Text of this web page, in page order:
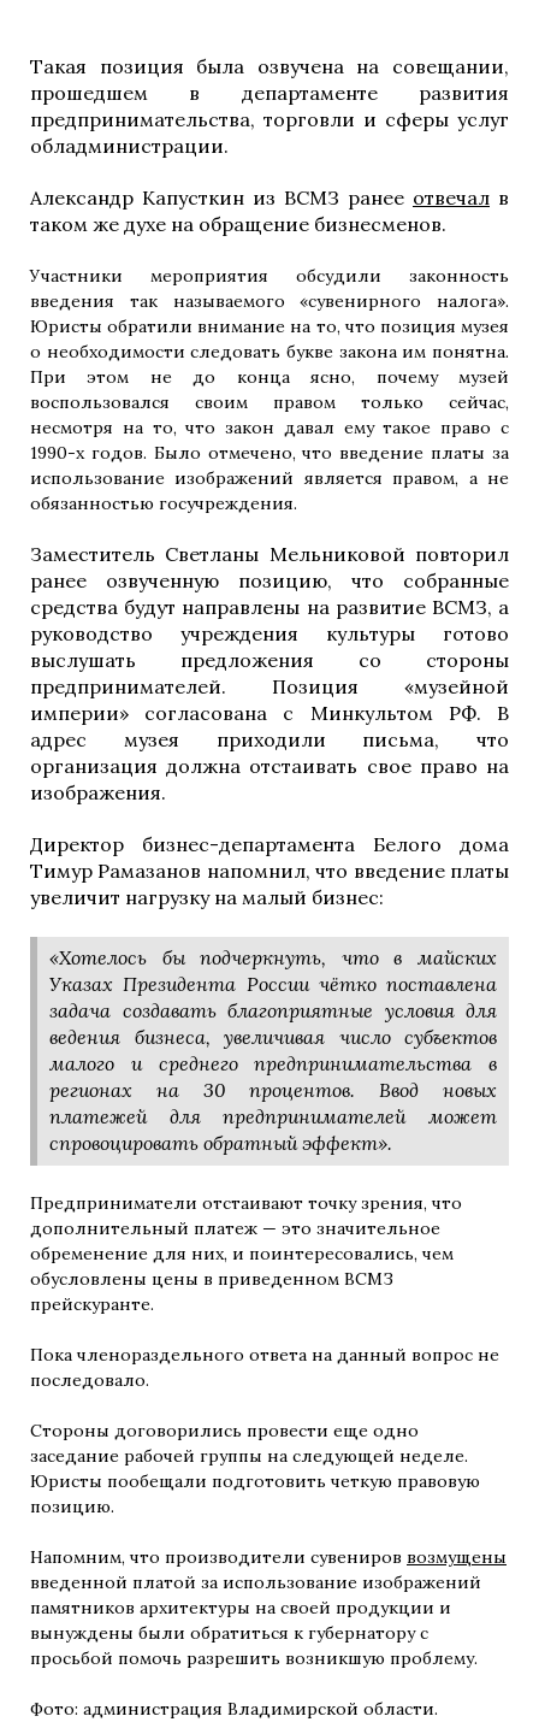
Такая позиция была озвучена на совещании,
прошедшем в департаменте развития
предпринимательства, торговли и сферы услуг
обладминистрации.
Александр Капусткин из ВСМЗ ранее отвечал в
таком же духе на обращение бизнесменов.
Участники мероприятия обсудили законность
введения так называемого «сувенирного налога».
Юристы обратили внимание на то, что позиция музея
о необходимости следовать букве закона им понятна.
При этом не до конца ясно, почему музей
воспользовался своим правом только сейчас,
несмотря на то, что закон давал ему такое право с
1990-х годов. Было отмечено, что введение платы за
использование изображений является правом, а не
обязанностью госучреждения.
Заместитель Светланы Мельниковой повторил
ранее озвученную позицию, что собранные
средства будут направлены на развитие ВСМЗ, а
руководство учреждения культуры готово
выслушать предложения со стороны
предпринимателей. Позиция «музейной
империи» согласована с Минкультом РФ. В
адрес музея приходили письма, что
организация должна отстаивать свое право на
изображения.
Директор бизнес-департамента Белого дома
Тимур Рамазанов напомнил, что введение платы
увеличит нагрузку на малый бизнес:
«Хотелось бы подчеркнуть, что в майских
Указах Президента России чётко поставлена
задача создавать благоприятные условия для
ведения бизнеса, увеличивая число субъектов
малого и среднего предпринимательства в
регионах на 30 процентов. Ввод новых
платежей для предпринимателей может
спровоцировать обратный эффект».
Предприниматели отстаивают точку зрения, что
дополнительный платеж — это значительное
обременение для них, и поинтересовались, чем
обусловлены цены в приведенном ВСМЗ
прейскуранте.
Пока членораздельного ответа на данный вопрос не
последовало.
Стороны договорились провести еще одно
заседание рабочей группы на следующей неделе.
Юристы пообещали подготовить четкую правовую
позицию.
Напомним, что производители сувениров возмущены
введенной платой за использование изображений
памятников архитектуры на своей продукции и
вынуждены были обратиться к губернатору с
просьбой помочь разрешить возникшую проблему.
Фото: администрация Владимирской области.